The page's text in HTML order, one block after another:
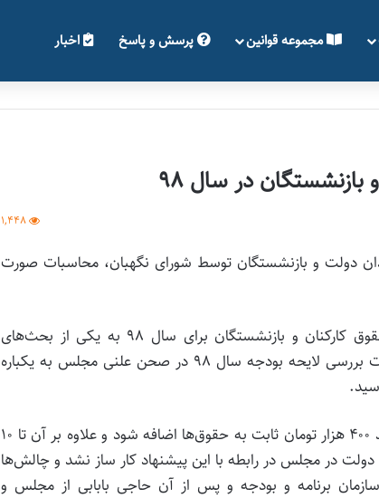
مجموعه قوانین پرسش و پاسخ اخبار
در سال 98
1,448
دولت و بازنشستگان توسط شورای نگهبان، محاسبات صورت
به گزارش خبرنگار اقتصادی خبرگزاری فارس، موضوع افزایش حقوق کارکنان و بازنشستگان برای سال ۹۸ به یکی از بحث‌های
جنجالی و پرتنش تبدیل شد. شنبه هفته قبل و در واپسین ساعات بررسی لایحه بودجه سال ۹۸ در صحن علنی مجلس به یکباره
موضوع از این قرار بود که نمایندگان برای سال آینده مصوب کردند ۴۰۰ هزار تومان ثابت به حقوق‌ها اضافه شود و علاوه بر آن تا ۱۰
در مجلس در رابطه با این پیشنهاد کار ساز نشد و چالش‌ها
برنامه و بودجه و پس از آن حاجی بابابی از مجلس و